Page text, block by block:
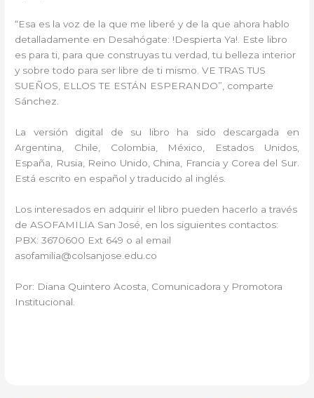
“Esa es la voz de la que me liberé y de la que ahora hablo
detalladamente en Desahógate: !Despierta Ya!. Este libro
es para ti, para que construyas tu verdad, tu belleza interior
y sobre todo para ser libre de ti mismo. VE TRAS TUS
SUEÑOS, ELLOS TE ESTÁN ESPERANDO”, comparte
Sánchez.
La versión digital de su libro ha sido descargada en
Argentina, Chile, Colombia, México, Estados Unidos,
España, Rusia, Reino Unido, China, Francia y Corea del Sur.
Está escrito en español y traducido al inglés.
Los interesados en adquirir el libro pueden hacerlo a través
de ASOFAMILIA San José, en los siguientes contactos:
PBX: 3670600 Ext 649 o al email
asofamilia@colsanjose.edu.co
Por: Diana Quintero Acosta, Comunicadora y Promotora
Institucional.